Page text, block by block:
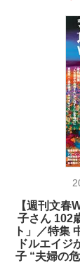
国から』倉本
て
【週刊文春
子さん 102
ト」／特集
ドルエイジ
子 “夫婦の